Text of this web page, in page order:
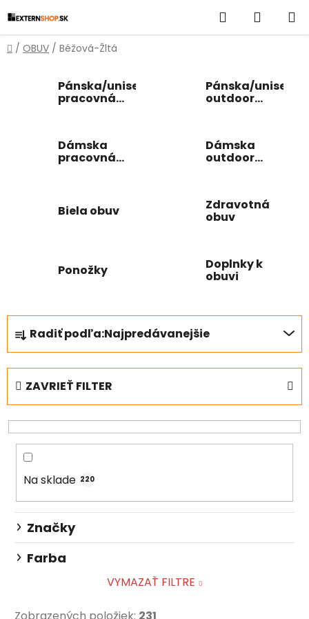
na
obsah
Hľadať
KOŠÍK
Domov
/ OBUV / Béžová-Žltá
Pánska/unisex
pracovná
Pánska/unisex
outdoor
Dámska
pracovná
Dámska
outdoor
Biela obuv Zdravotná
obuv
Ponožky Doplnky k
obuvi
R
a
d
e
n
i
e
p
d
u
k
Radiť podľa:Najpredávanejšie
ZAVRIEŤ FILTER
Na sklade 220
Značky
Farba
VYMAZAŤ FILTRE
Zobrazených položiek: 231